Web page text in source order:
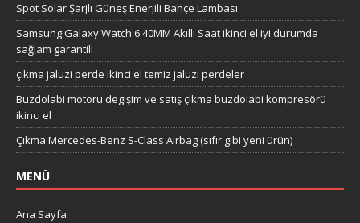
Spot Solar Şarjlı Güneş Enerjili Bahçe Lambası
Samsung Galaxy Watch 6 40MM Akıllı Saat ikinci el iyi durumda
sağlam garantili
çıkma jaluzi perde ikinci el temiz jaluzi perdeler
Buzdolabi motoru degişim ve satış çıkma buzdolabi kompresörü
ikinci el
Çıkma Mercedes-Benz S-Class Airbag (sıfır gibi yeni ürün)
MENÜ
Ana Sayfa